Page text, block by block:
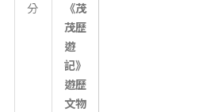
分
《茂
茂歷
遊
記》
遊歷
文物